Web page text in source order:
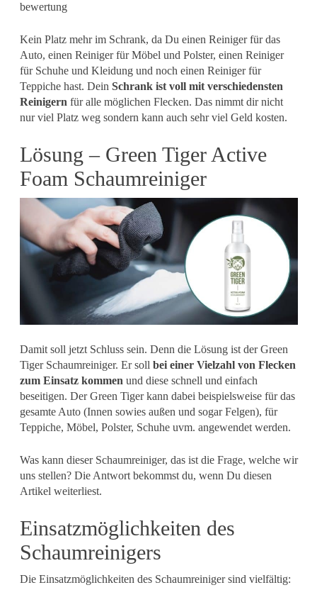
Kein Platz mehr im Schrank, da Du einen Reiniger für das
Auto, einen Reiniger für Möbel und Polster, einen Reiniger
für Schuhe und Kleidung und noch einen Reiniger für
Teppiche hast. Dein Schrank ist voll mit verschiedensten
Reinigern für alle möglichen Flecken. Das nimmt dir nicht
nur viel Platz weg sondern kann auch sehr viel Geld kosten.
Lösung – Green Tiger Active
Foam Schaumreiniger
Damit soll jetzt Schluss sein. Denn die Lösung ist der Green
Tiger Schaumreiniger. Er soll bei einer Vielzahl von Flecken
zum Einsatz kommen und diese schnell und einfach
beseitigen. Der Green Tiger kann dabei beispielsweise für das
gesamte Auto (Innen sowies außen und sogar Felgen), für
Teppiche, Möbel, Polster, Schuhe uvm. angewendet werden.
Was kann dieser Schaumreiniger, das ist die Frage, welche wir
uns stellen? Die Antwort bekommst du, wenn Du diesen
Artikel weiterliest.
Einsatzmöglichkeiten des
Schaumreinigers
Die Einsatzmöglichkeiten des Schaumreiniger sind vielfältig: